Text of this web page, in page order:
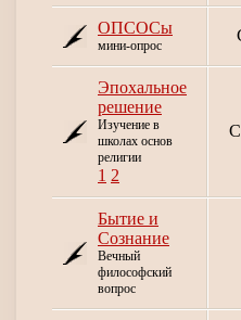
ОПСОСы
мини-опрос
Эпохальное
решение
Изучение в
школах основ
религии
1 2
Бытие и
Сознание
Вечный
философский
вопрос